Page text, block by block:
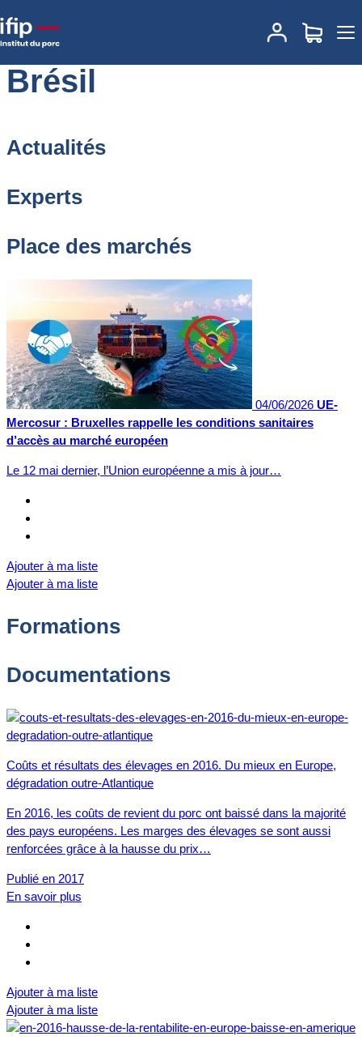
Accueil
Brésil
Actualités
Experts
Place des marchés
04/06/2026 UE-
Mercosur : Bruxelles rappelle les conditions sanitaires
d’accès au marché européen
Le 12 mai dernier, l’Union européenne a mis à jour…
Ajouter à ma liste
Ajouter à ma liste
Formations
Documentations
Coûts et résultats des élevages en 2016. Du mieux en Europe,
dégradation outre-Atlantique
En 2016, les coûts de revient du porc ont baissé dans la majorité
des pays européens. Les marges des élevages se sont aussi
renforcées grâce à la hausse du prix…
Publié en 2017
En savoir plus
Ajouter à ma liste
Ajouter à ma liste